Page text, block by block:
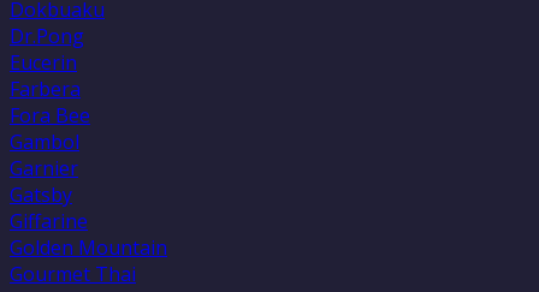
Dokbuaku
Dr.Pong
Eucerin
Farbera
Fora Bee
Gambol
Garnier
Gatsby
Giffarine
Golden Mountain
Gourmet Thai